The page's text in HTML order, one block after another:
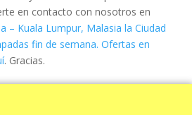
en contacto con nosotros en
– Kuala Lumpur, Malasia la Ciudad
fin de semana. Ofertas en
. Gracias.